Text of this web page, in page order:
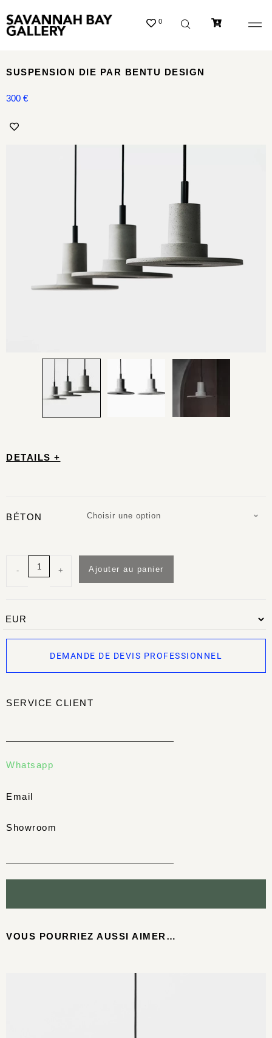
0
DETAILS +
BÉTON Choisir une option
- + Ajouter au panier
DEMANDE DE DEVIS PROFESSIONNEL
SERVICE CLIENT
Whatsapp
Email
Showroom
SUSPENSION DIE PAR BENTU DESIGN
300 €
VOUS POURRIEZ AUSSI AIMER…